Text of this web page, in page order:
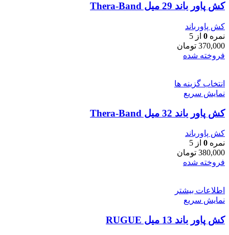
کش پاور باند 29 میل Thera-Band
کش پاورباند
نمره 0 از 5
370,000 تومان
فروخته شده
انتخاب گزینه ها
نمایش سریع
کش پاور باند 32 میل Thera-Band
کش پاورباند
نمره 0 از 5
380,000 تومان
فروخته شده
اطلاعات بیشتر
نمایش سریع
کش پاور باند 13 میل RUGUE